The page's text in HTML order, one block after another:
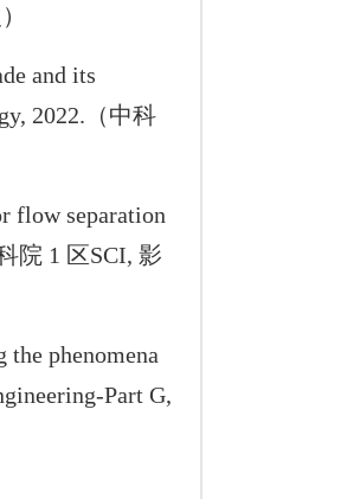
and its
2022.（中科
flow separation
院 1 区SCI, 影
phenomena
Part G,